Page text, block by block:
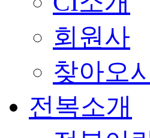
회원사
찾아오
전복소개